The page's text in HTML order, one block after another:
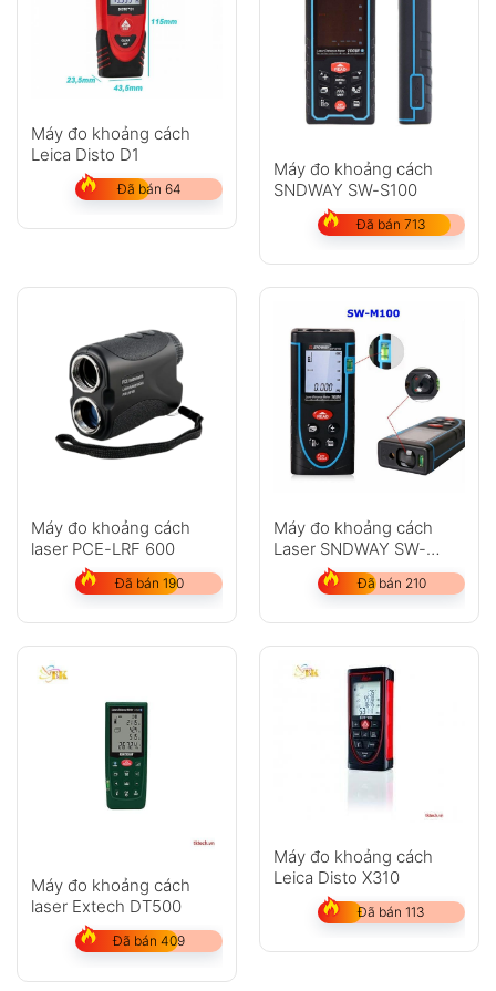
Máy đo khoảng cách
Leica Disto D1
Đã bán 64
Máy đo khoảng cách
SNDWAY SW-S100
Đã bán 713
Máy đo khoảng cách
laser PCE-LRF 600
Đã bán 190
Máy đo khoảng cách
Laser SNDWAY SW-
Đã bán 210
Máy đo khoảng cách
laser Extech DT500
Đã bán 409
Máy đo khoảng cách
Leica Disto X310
Đã bán 113